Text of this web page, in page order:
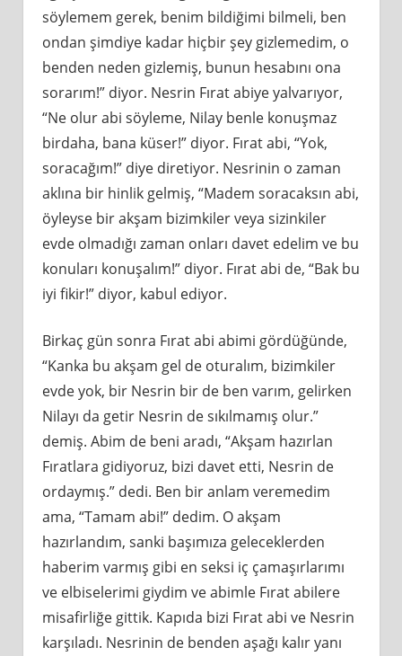
söylemem gerek, benim bildiğimi bilmeli, ben
ondan şimdiye kadar hiçbir şey gizlemedim, o
benden neden gizlemiş, bunun hesabını ona
sorarım!” diyor. Nesrin Fırat abiye yalvarıyor,
“Ne olur abi söyleme, Nilay benle konuşmaz
birdaha, bana küser!” diyor. Fırat abi, “Yok,
soracağım!” diye diretiyor. Nesrinin o zaman
aklına bir hinlik gelmiş, “Madem soracaksın abi,
öyleyse bir akşam bizimkiler veya sizinkiler
evde olmadığı zaman onları davet edelim ve bu
konuları konuşalım!” diyor. Fırat abi de, “Bak bu
iyi fikir!” diyor, kabul ediyor.
Birkaç gün sonra Fırat abi abimi gördüğünde,
“Kanka bu akşam gel de oturalım, bizimkiler
evde yok, bir Nesrin bir de ben varım, gelirken
Nilayı da getir Nesrin de sıkılmamış olur.”
demiş. Abim de beni aradı, “Akşam hazırlan
Fıratlara gidiyoruz, bizi davet etti, Nesrin de
ordaymış.” dedi. Ben bir anlam veremedim
ama, “Tamam abi!” dedim. O akşam
hazırlandım, sanki başımıza geleceklerden
haberim varmış gibi en seksi iç çamaşırlarımı
ve elbiselerimi giydim ve abimle Fırat abilere
misafirliğe gittik. Kapıda bizi Fırat abi ve Nesrin
karşıladı. Nesrinin de benden aşağı kalır yanı